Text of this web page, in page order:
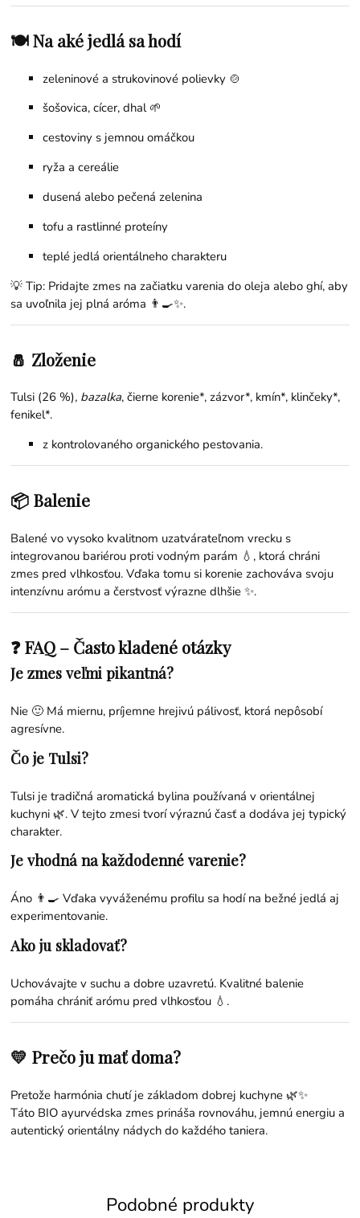
🍽 Na aké jedlá sa hodí
zeleninové a strukovinové polievky 🍲
šošovica, cícer, dhal 🌱
cestoviny s jemnou omáčkou
ryža a cereálie
dusená alebo pečená zelenina
tofu a rastlinné proteíny
teplé jedlá orientálneho charakteru
💡 Tip: Pridajte zmes na začiatku varenia do oleja alebo ghí, aby
sa uvoľnila jej plná aróma 👨‍🍳✨.
🧂 Zloženie
Tulsi (26 %), bazalka, čierne korenie*, zázvor*, kmín*, klinčeky*,
fenikel*.
z kontrolovaného organického pestovania.
📦 Balenie
Balené vo vysoko kvalitnom uzatvárateľnom vrecku s
integrovanou bariérou proti vodným parám 💧, ktorá chráni
zmes pred vlhkosťou. Vďaka tomu si korenie zachováva svoju
intenzívnu arómu a čerstvosť výrazne dlhšie ✨.
❓ FAQ – Často kladené otázky
Je zmes veľmi pikantná?
Nie 🙂 Má miernu, príjemne hrejivú pálivosť, ktorá nepôsobí
agresívne.
Čo je Tulsi?
Tulsi je tradičná aromatická bylina používaná v orientálnej
kuchyni 🌿. V tejto zmesi tvorí výraznú časť a dodáva jej typický
charakter.
Je vhodná na každodenné varenie?
Áno 👨‍🍳 Vďaka vyváženému profilu sa hodí na bežné jedlá aj
experimentovanie.
Ako ju skladovať?
Uchovávajte v suchu a dobre uzavretú. Kvalitné balenie
pomáha chrániť arómu pred vlhkosťou 💧.
💛 Prečo ju mať doma?
Pretože harmónia chutí je základom dobrej kuchyne 🌿✨
Táto BIO ayurvédska zmes prináša rovnováhu, jemnú energiu a
autentický orientálny nádych do každého taniera.
Podobné produkty